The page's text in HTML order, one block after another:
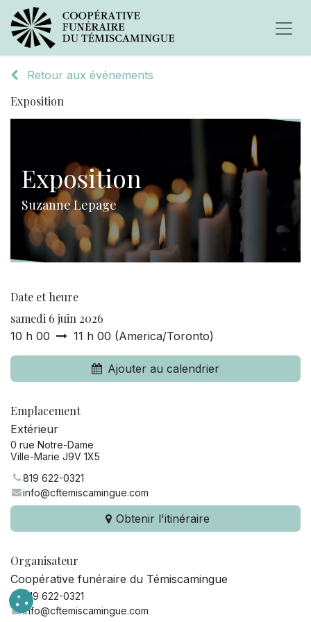
Retour aux événements
Exposition
Exposition
Suzanne Lepage
Date et heure
samedi 6 juin 2026
10 h 00 11 h 00 (America/Toronto)
Ajouter au calendrier
Emplacement
Extérieur
0 rue Notre-Dame
Ville-Marie J9V 1X5
819 622-0321
info@cftemiscamingue.com
Obtenir l'itinéraire
Organisateur
Coopérative funéraire du Témiscamingue
819 622-0321
info@cftemiscamingue.com